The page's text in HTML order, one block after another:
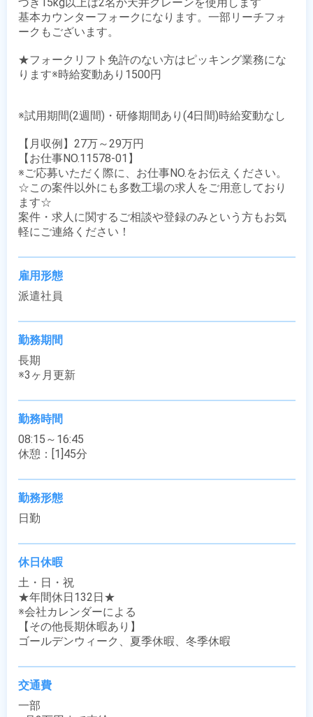
基本カウンターフォークになります。一部リーチフォ
ークもございます。
★フォークリフト免許のない方はピッキング業務にな
ります※時給変動あり1500円
※試用期間(2週間)・研修期間あり(4日間)時給変動なし
【月収例】27万～29万円
【お仕事NO.11578-01】
※ご応募いただく際に、お仕事NO.をお伝えください。
☆この案件以外にも多数工場の求人をご用意しており
ます☆
案件・求人に関するご相談や登録のみという方もお気
軽にご連絡ください！
雇用形態
派遣社員
勤務期間
長期
※3ヶ月更新
勤務時間
08:15～16:45
休憩：[1]45分
勤務形態
日勤
休日休暇
土・日・祝
★年間休日132日★
※会社カレンダーによる
【その他長期休暇あり】
ゴールデンウィーク、夏季休暇、冬季休暇
交通費
一部